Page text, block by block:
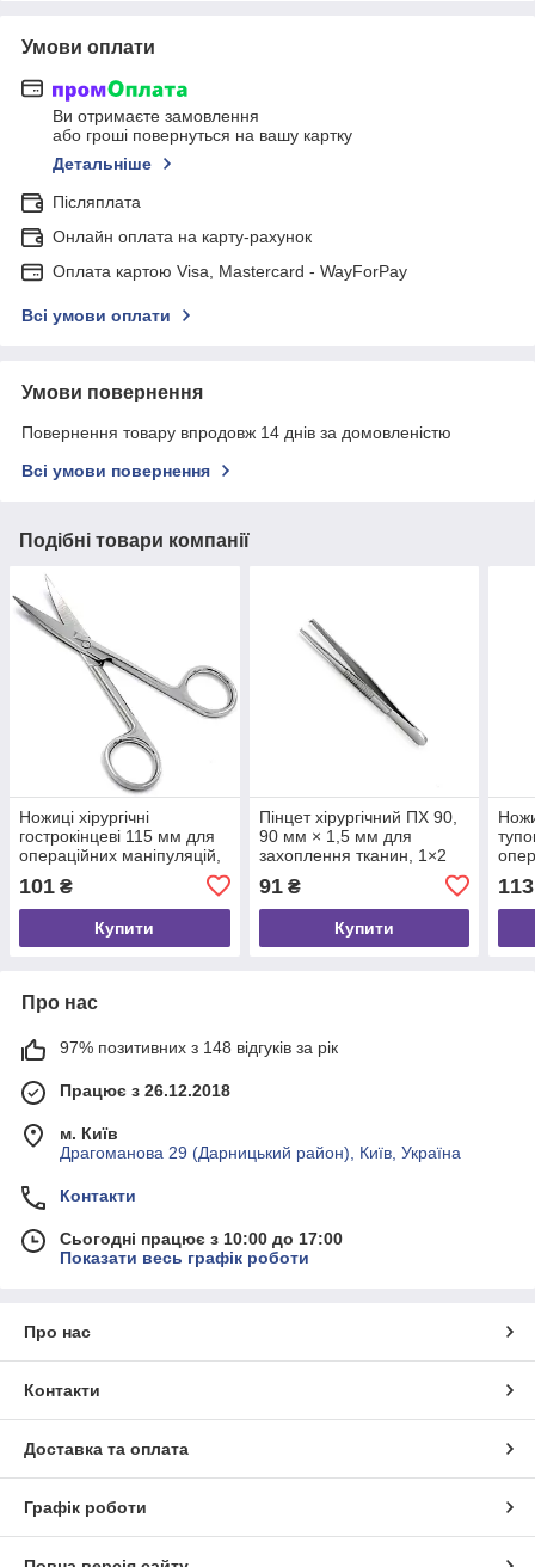
Умови оплати
Ви отримаєте замовлення
або гроші повернуться на вашу картку
Детальніше
Післяплата
Онлайн оплата на карту-рахунок
Оплата картою Visa, Mastercard - WayForPay
Всі умови оплати
Умови повернення
Повернення товару впродовж 14 днів за домовленістю
Всі умови повернення
Подібні товари компанії
Ножиці хірургічні
гострокінцеві 115 мм для
операційних маніпуляцій,
Paradise Instruments
101 ₴
Купити
Пінцет хірургічний ПХ 90,
90 мм × 1,5 мм для
захоплення тканин, 1×2
Instruments
91₴
Купити
113
Про нас
97% позитивних з 148 відгуків за рік
Працює з 26.12.2018
м. Київ
Драгоманова 29 (Дарницький район), Київ, Україна
Контакти
Сьогодні працює з 10:00 до 17:00
Показати весь графік роботи
Про нас
Контакти
Доставка та оплата
Графік роботи